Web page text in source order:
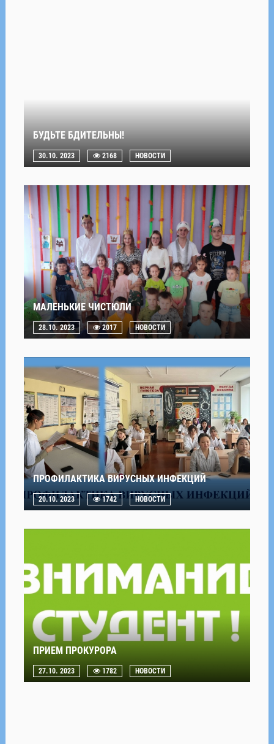
БУДЬТЕ БДИТЕЛЬНЫ!
30.10. 2023 2168 НОВОСТИ
МАЛЕНЬКИЕ ЧИСТЮЛИ
28.10. 2023 2017 НОВОСТИ
ПРОФИЛАКТИКА ВИРУСНЫХ ИНФЕКЦИЙ
20.10. 2023 1742 НОВОСТИ
ПРИЕМ ПРОКУРОРА
27.10. 2023 1782 НОВОСТИ